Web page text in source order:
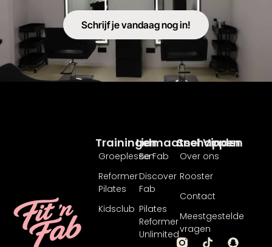
Schrijf je vandaag nog in!
Lidmaatschappen
Be Fab
Discover
Fab
Pilates
Reformer
Unlimited
Trainingen
Groeplessen
Reformer
Pilates
Kidsclub
Snel Vinden
Over ons
Rooster
Contact
Meestgestelde
vragen